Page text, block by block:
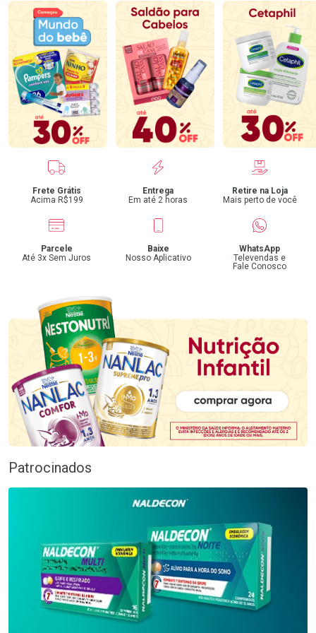
Benefícios
Frete Grátis
Acima R$199
Entrega
Em até 2 horas
Retire na Loja
Mais perto de você
Parcele
Até 3x Sem Juros
Baixe
Nosso Aplicativo
WhatsApp
Televendas e
Fale Conosco
Patrocinados